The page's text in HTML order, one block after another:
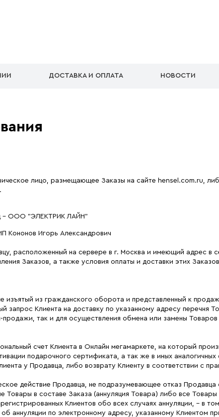
ДОСТАВКА И ОПЛАТА НОВОСТИ
лицо, размещающее Заказы на сайте hensel.com.ru,
- ООО "ЭЛЕКТРИК ЛАЙН"
Кононов Игорь Александрович
расположенный на сервере в г. Москва и имеющий адрес в
Заказов, а также условия оплаты и доставки этих
изъятый из гражданского оборота и представленный к
Клиента на доставку по указанному адресу перечня
продажи, так и для осуществления обмена или замены
счет Клиента в Онлайн мегамаркете, на который
подарочного сертификата, а так же в иных
у Продавца, либо возврату Клиенту в соответствии с
действие Продавца, не подразумевающее отказ
Товары в составе Заказа (аннуляция Товара) либо все
Клиентов обо всех случаях аннуляции, - в
аннуляции по электронному адресу, указанному Клиентом